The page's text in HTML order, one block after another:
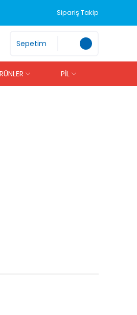
Sipariş Takip
Sepetim
PİL